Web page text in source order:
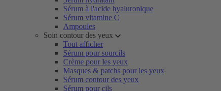
Sérum à l'acide hyaluronique
Sérum vitamine C
Ampoules
Soin contour des yeux
Tout afficher
Sérum pour sourcils
Crème pour les yeux
Masques & patchs pour les yeux
Sérum contour des yeux
Sérum pour cils